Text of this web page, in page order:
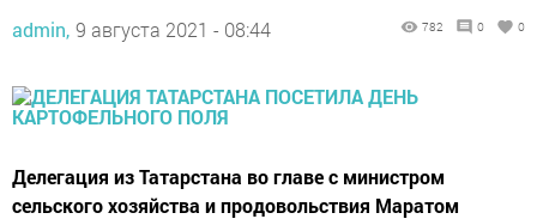
admin, 9 августа 2021 - 08:44 782 0 0
Делегация из Татарстана во главе с министром
сельского хозяйства и продовольствия Маратом